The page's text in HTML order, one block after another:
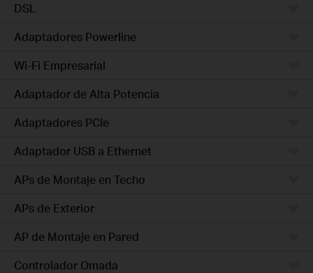
DSL
Adaptadores Powerline
Wi-Fi Empresarial
Adaptador de Alta Potencia
Adaptadores PCIe
Adaptador USB a Ethernet
APs de Montaje en Techo
APs de Exterior
AP de Montaje en Pared
Controlador Omada